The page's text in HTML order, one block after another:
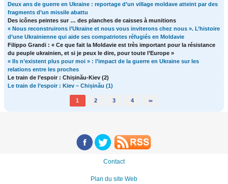
Deux ans de guerre en Ukraine : reportage d’un village moldave atteint par des
fragments d’un missile abattu
Des icônes peintes sur … des planches de caisses à munitions
« Nous reconstruirons l’Ukraine et nous vous inviterons chez nous ». L’histoire
d’une Ukrainienne qui aide ses compatriotes réfugiés en Moldavie
Filippo Grandi : « Ce que fait la Moldavie est très important pour la résistance
du peuple ukrainien, et si je peux le dire, pour toute l’Europe »
« Ils n’existent plus pour moi » : l’impact de la guerre en Ukraine sur les
relations entre les proches
Le train de l’espoir : Chișinău-Kiev (2)
Le train de l’espoir : Kiev – Chișinău (1)
1 2 3 4 ∞
Contact
Plan du site Web